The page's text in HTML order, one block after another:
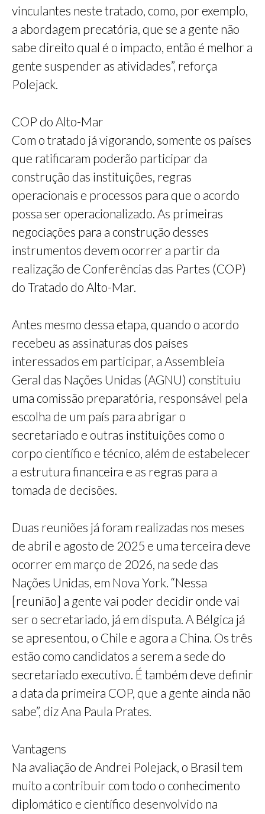
vinculantes neste tratado, como, por exemplo,
a abordagem precatória, que se a gente não
sabe direito qual é o impacto, então é melhor a
gente suspender as atividades”, reforça
Polejack.
COP do Alto-Mar
Com o tratado já vigorando, somente os países
que ratificaram poderão participar da
construção das instituições, regras
operacionais e processos para que o acordo
possa ser operacionalizado. As primeiras
negociações para a construção desses
instrumentos devem ocorrer a partir da
realização de Conferências das Partes (COP)
do Tratado do Alto-Mar.
Antes mesmo dessa etapa, quando o acordo
recebeu as assinaturas dos países
interessados em participar, a Assembleia
Geral das Nações Unidas (AGNU) constituiu
uma comissão preparatória, responsável pela
escolha de um país para abrigar o
secretariado e outras instituições como o
corpo científico e técnico, além de estabelecer
a estrutura financeira e as regras para a
tomada de decisões.
Duas reuniões já foram realizadas nos meses
de abril e agosto de 2025 e uma terceira deve
ocorrer em março de 2026, na sede das
Nações Unidas, em Nova York. “Nessa
[reunião] a gente vai poder decidir onde vai
ser o secretariado, já em disputa. A Bélgica já
se apresentou, o Chile e agora a China. Os três
estão como candidatos a serem a sede do
secretariado executivo. É também deve definir
a data da primeira COP, que a gente ainda não
sabe”, diz Ana Paula Prates.
Vantagens
Na avaliação de Andrei Polejack, o Brasil tem
muito a contribuir com todo o conhecimento
diplomático e científico desenvolvido na